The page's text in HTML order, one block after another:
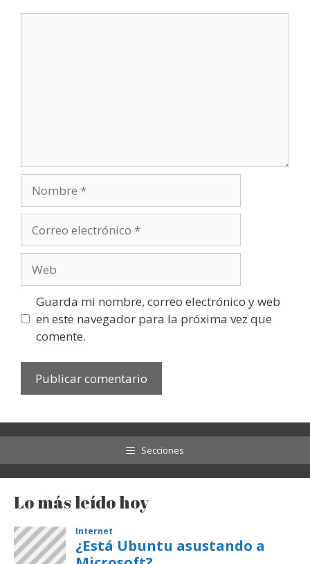
electrónico
Guarda mi nombre, correo electrónico y web
en este navegador para la próxima vez que
comente.
Secciones
Lo más leído hoy